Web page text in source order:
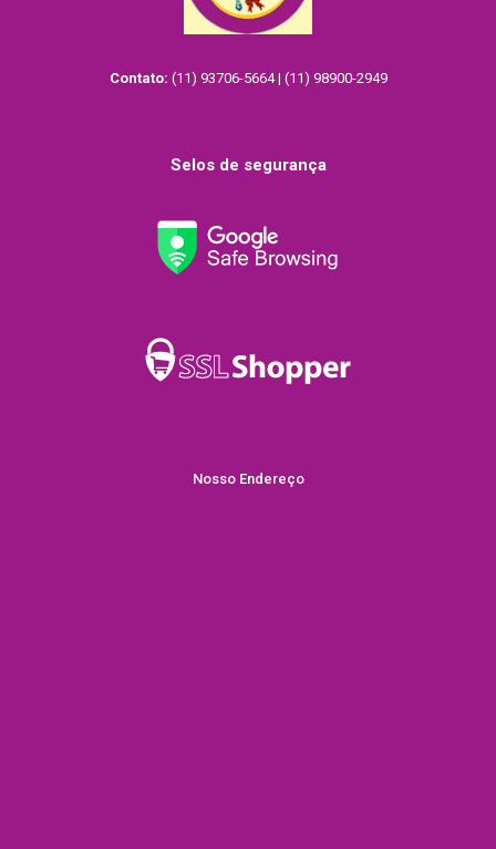
Contato: (11) 93706-5664 | (11) 98900-2949
Selos de segurança
Nosso Endereço